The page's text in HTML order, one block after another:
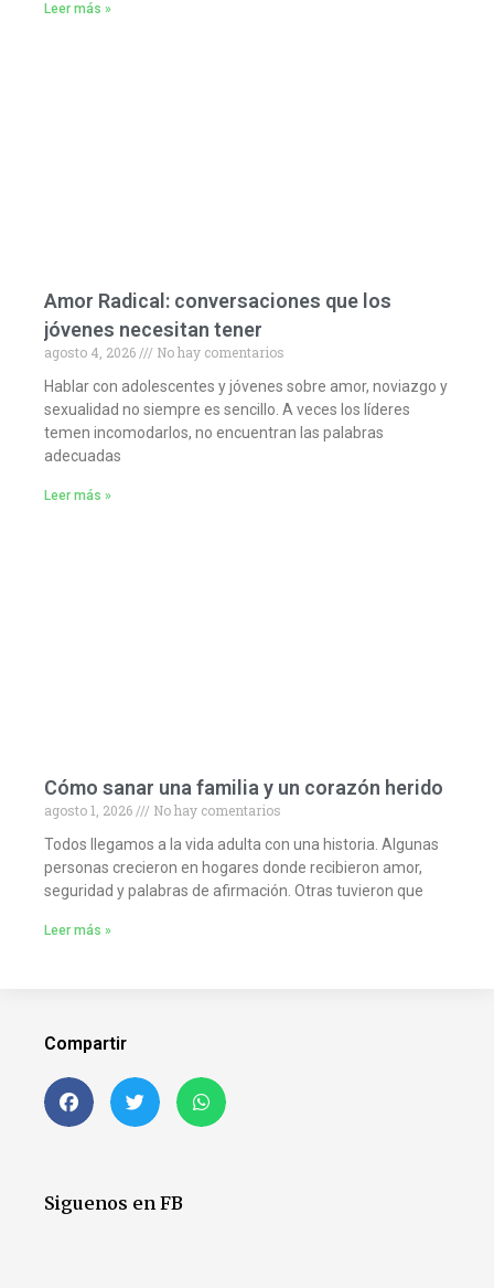
Leer más »
Amor Radical: conversaciones que los
jóvenes necesitan tener
agosto 4, 2026
No hay comentarios
Hablar con adolescentes y jóvenes sobre amor, noviazgo y
sexualidad no siempre es sencillo. A veces los líderes
temen incomodarlos, no encuentran las palabras
adecuadas
Leer más »
Cómo sanar una familia y un corazón herido
agosto 1, 2026
No hay comentarios
Todos llegamos a la vida adulta con una historia. Algunas
personas crecieron en hogares donde recibieron amor,
seguridad y palabras de afirmación. Otras tuvieron que
Leer más »
Compartir
Siguenos en FB